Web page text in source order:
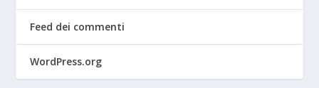
Feed dei commenti
WordPress.org